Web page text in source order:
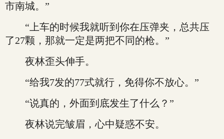
市南城。”
“上车的时候我就听到你在压弹夹，总共压
了27颗，那就一定是两把不同的枪。”
夜林歪头伸手。
“给我7发的77式就行，免得你不放心。”
“说真的，外面到底发生了什么？”
夜林说完皱眉，心中疑惑不安。